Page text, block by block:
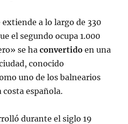
a lo largo de 330
el segundo ocupa 1.000
se haconvertido en una
conocido
uno de los balnearios
costa española.
durante el siglo 19